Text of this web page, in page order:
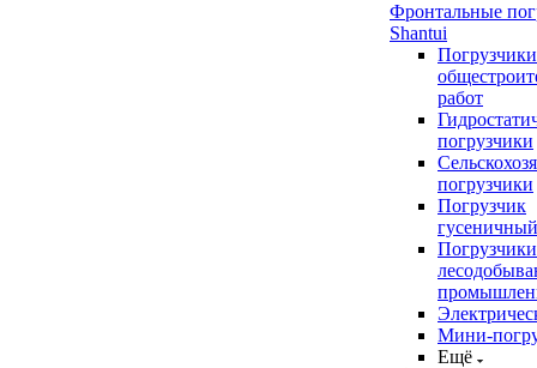
Фронтальные
Shantui
работ
погрузчики
погрузчики
Погрузчик
гусеничный
Мини-
Ещё